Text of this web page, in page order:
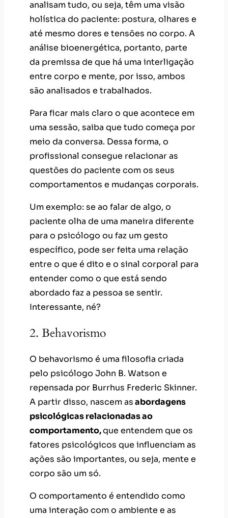
analisam tudo, ou seja, têm uma visão
holística do paciente: postura, olhares e
até mesmo dores e tensões no corpo. A
análise bioenergética, portanto, parte
da premissa de que há uma interligação
entre corpo e mente, por isso, ambos
são analisados e trabalhados.
Para ficar mais claro o que acontece em
uma sessão, saiba que tudo começa por
meio da conversa. Dessa forma, o
profissional consegue relacionar as
questões do paciente com os seus
comportamentos e mudanças corporais.
Um exemplo: se ao falar de algo, o
paciente olha de uma maneira diferente
para o psicólogo ou faz um gesto
específico, pode ser feita uma relação
entre o que é dito e o sinal corporal para
entender como o que está sendo
abordado faz a pessoa se sentir.
Interessante, né?
2. Behavorismo
O behavorismo é uma filosofia criada
pelo psicólogo John B. Watson e
repensada por Burrhus Frederic Skinner.
A partir disso, nascem asabordagens
psicológicas relacionadas ao
comportamento,que entendem que os
fatores psicológicos que influenciam as
ações são importantes, ou seja, mente e
corpo são um só.
O comportamento é entendido como
uma interação com o ambiente e as